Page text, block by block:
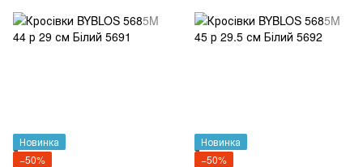
Новинка
−50%
Новинка
−50%